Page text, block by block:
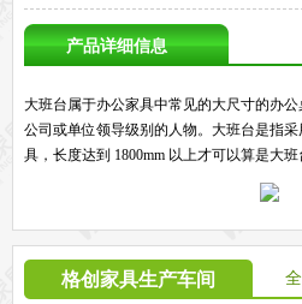
产品详细信息
大班台属于办公家具中常见的大尺寸的办
公司或单位领导级别的人物。大班台是指
具，长度达到 1800mm 以上才可以算是大班
格创家具生产车间